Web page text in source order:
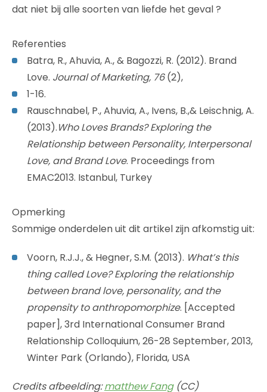
dat niet bij alle soorten van liefde het geval ?
Referenties
Batra, R., Ahuvia, A., & Bagozzi, R. (2012). Brand
Love. Journal of Marketing, 76(2),
1-16.
Rauschnabel, P., Ahuvia, A., Ivens, B.,& Leischnig, A.
(2013).Who Loves Brands? Exploring the
Relationship between Personality, Interpersonal
Love, and Brand Love. Proceedings from
EMAC2013. Istanbul, Turkey
Opmerking
Sommige onderdelen uit dit artikel zijn afkomstig uit:
Voorn, R.J.J., & Hegner, S.M. (2013). What’s this
thing called Love? Exploring the relationship
between brand love, personality, and the
propensity to anthropomorphize. [Accepted
paper], 3rd International Consumer Brand
Relationship Colloquium, 26-28 September, 2013,
Winter Park (Orlando), Florida, USA
Credits afbeelding:matthew Fang(CC)